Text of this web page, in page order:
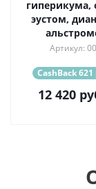
гиперикума,
эустом,
Артикул:
CashBack 621
12 420